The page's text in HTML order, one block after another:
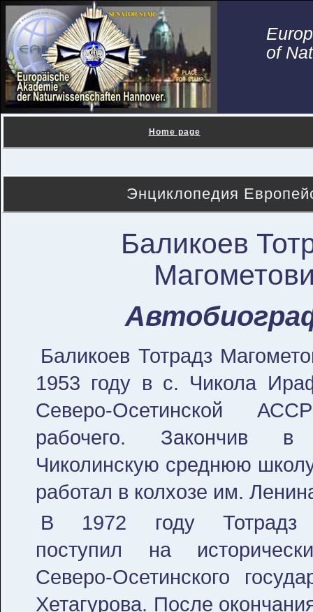
of
Home page
Энциклопедия
Баликоев
Баликоев Тотрадз
1953 году в с. Чикола
Северо-Осетинской
рабочего. Закончив
Чиколинскую среднюю
работал в колхозе им.
В 1972 году Тотрадз
поступил на
Северо-Осетинского
Хетагурова. После